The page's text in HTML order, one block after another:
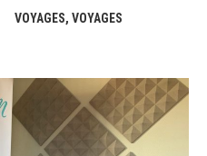
VOYAGES, VOYAGES